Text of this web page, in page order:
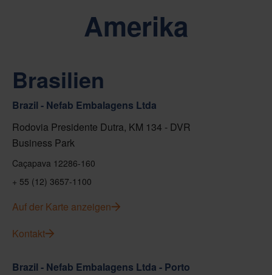
Amerika
Brasilien
Brazil - Nefab Embalagens Ltda
Rodovia Presidente Dutra, KM 134 - DVR
Business Park
Caçapava 12286-160
+ 55 (12) 3657-1100
Auf der Karte anzeigen
Kontakt
Brazil - Nefab Embalagens Ltda - Porto